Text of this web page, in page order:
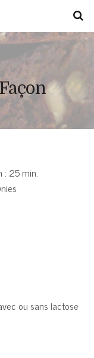
: 25 min.
ou sans lactose